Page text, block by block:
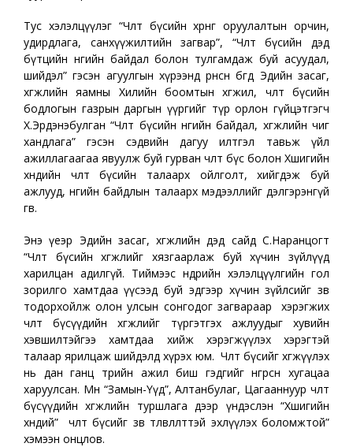
Тус хэлэлцүүлэг “Чөлөөт бүсийн хөрөнгө оруулалтын орчин,
удирдлага, санхүүжилтийн загвар”, “Чөлөөт бүсийн дэд
бүтцийн өнөөгийн байдал болон тулгамдаж буй асуудал,
шийдэл” гэсэн агуулгын хүрээнд өрнөсөн бөгөөд Эдийн засаг,
хөгжлийн яамны Хилийн боомтын хөгжил, чөлөөт бүсийн
бодлогын газрын даргын үүргийг түр орлон гүйцэтгэгч
Х.Эрдэнэбулган “Чөлөөт бүсийн өнөөгийн байдал, хөгжлийн чиг
хандлага” гэсэн сэдвийн дагуу илтгэл тавьж үйл
ажиллагаагаа явуулж буй гурван чөлөөт бүс болон Хөшигийн
хөндийн чөлөөт бүсийн талаарх ойлголт, хийгдэж буй
ажлууд, өнөөгийн байдлын талаарх мэдээллийг дэлгэрэнгүй
өгөв.
Энэ үеэр Эдийн засаг, хөгжлийн дэд сайд С.Наранцогт
“Чөлөөт бүсийн хөгжлийг хязгаарлаж буй хүчин зүйлүүд
харилцан адилгүй. Тиймээс өнөөдрийн хэлэлцүүлгийн гол
зорилго хамтдаа үүсээд буй эдгээр хүчин зүйлсийг зөв
тодорхойлж олон улсын сонгодог загвараар хэрэгжих
чөлөөт бүсүүдийн хөгжлийг түргэтгэх ажлуудыг хувийн
хэвшилтэйгээ хамтдаа хийж хэрэгжүүлэх хэрэгтэй
талаар ярилцаж шийдэлд хүрэх юм. Чөлөөт бүсийг хөгжүүлэх
нь дан ганц төрийн ажил биш гэдгийг өнгөрсөн хугацаа
харуулсан. Мөн “Замын-Үүд”, Алтанбулаг, Цагааннуур чөлөөт
бүсүүдийн хөгжлийн туршлага дээр үндэслэн “Хөшигийн
хөндий” чөлөөт бүсийг зөв төлөвлөлттэй эхлүүлэх боломжтой”
хэмээн онцлов.